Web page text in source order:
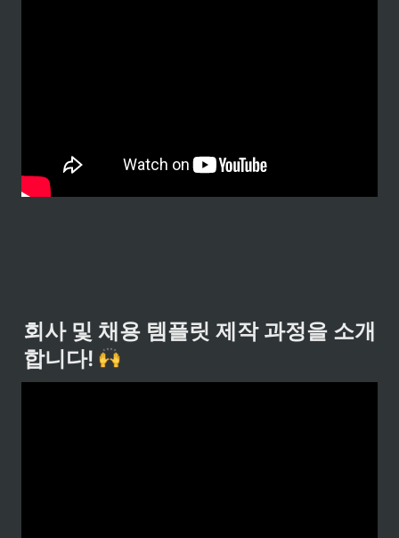
회사 및 채용 템플릿 제작 과정을 소개
합니다!